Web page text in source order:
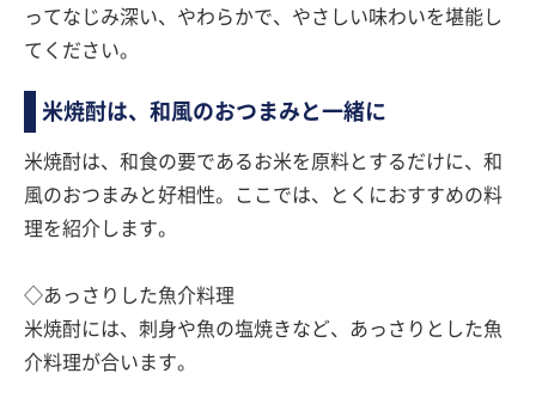
ってなじみ深い、やわらかで、やさしい味わいを堪能し
てください。
米焼酎は、和風のおつまみと一緒に
米焼酎は、和食の要であるお米を原料とするだけに、和
風のおつまみと好相性。ここでは、とくにおすすめの料
理を紹介します。
◇あっさりした魚介料理
米焼酎には、刺身や魚の塩焼きなど、あっさりとした魚
介料理が合います。